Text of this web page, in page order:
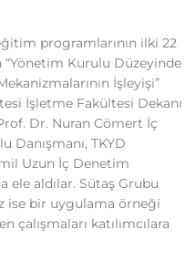
programlarının ilki 22
Kurulu Düzeyinde
İşleyişi”
İşletme Fakültesi Dekanı
Dr. Nuran Cömert İç
TKYD
Uzun İç Denetim
ele aldılar. Sütaş Grubu
ise bir uygulama örneği
çalışmaları katılımcılara